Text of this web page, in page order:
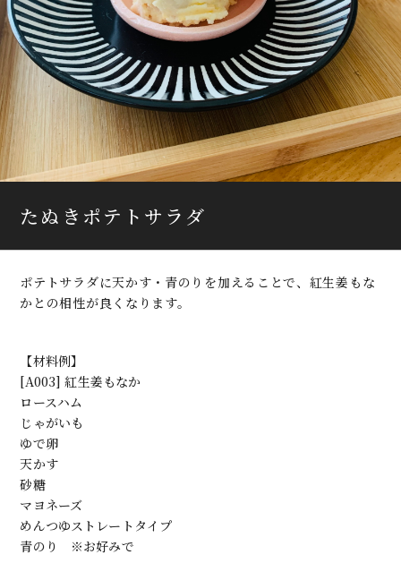
たぬきポテトサラダ
ポテトサラダに天かす・青のりを加えることで、紅生姜もな
かとの相性が良くなります。
【材料例】
[A003] 紅生姜もなか
ロースハム
じゃがいも
ゆで卵
天かす
砂糖
マヨネーズ
めんつゆストレートタイプ
青のり ※お好みで